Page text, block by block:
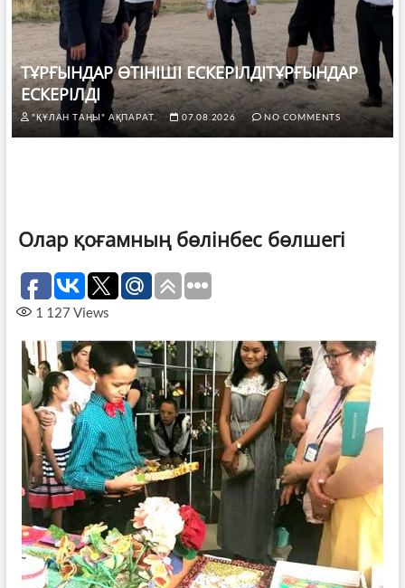
ТҰРҒЫНДАР ӨТІНІШІ ЕСКЕРІЛДІТҰРҒЫНДАР
ЕСКЕРІЛДІ
"ҚҰЛАН ТАҢЫ" АҚПАРАТ. 07.08.2026 NO COMMENTS
Олар қоғамның бөлінбес бөлшегі
1 127 Views